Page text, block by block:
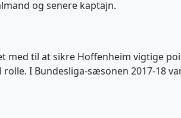
og senere kaptajn.
til at sikre Hoffenheim vigtige
I Bundesliga-sæsonen 2017-18